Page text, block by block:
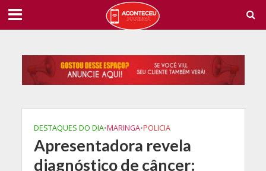
DESTAQUES DO DIA•MARINGA•POLICIA
Apresentadora revela
diagnóstico de câncer: